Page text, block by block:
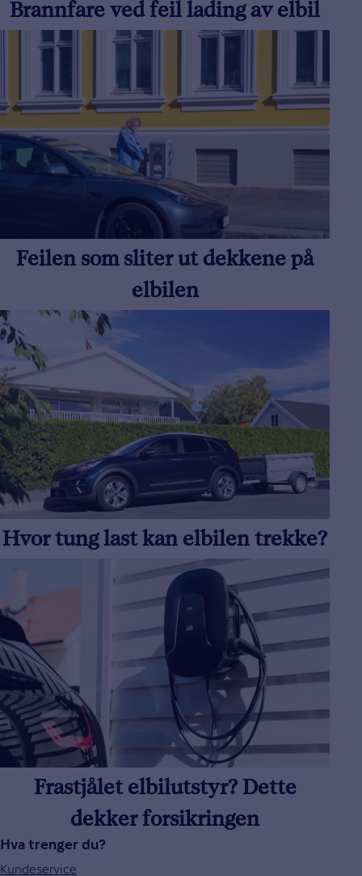
Brannfare ved feil lading av elbil
Feilen som sliter ut dekkene på
elbilen
Hvor tung last kan elbilen trekke?
Frastjålet elbilutstyr? Dette
dekker forsikringen
Hva trenger du?
Kundeservice